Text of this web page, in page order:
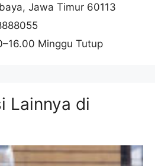
Jawa Timur 60113
Minggu Tutup
Lainnya di